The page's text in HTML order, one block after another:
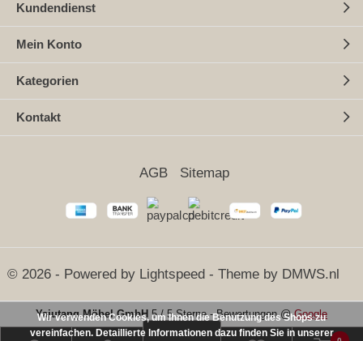
Kundendienst
Mein Konto
Kategorien
Kontakt
© 2026 - Powered by Lightspeed - Theme by DMWS.nl
AGB Sitemap
Yajutang Möbel GmbH 5/5 Sterne-Bewertungen @Google
Wir verwenden Cookies, um Ihnen die Benutzung des Shops zu
vereinfachen. Detaillierte Informationen dazu finden Sie in unserer